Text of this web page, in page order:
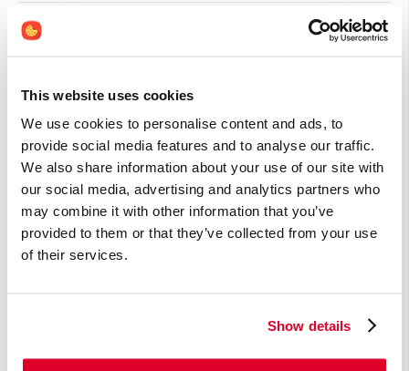
This website uses cookies
We use cookies to personalise content and ads, to
provide social media features and to analyse our traffic.
We also share information about your use of our site with
our social media, advertising and analytics partners who
may combine it with other information that you’ve
provided to them or that they’ve collected from your use
of their services.
Show details
Ondergewicht
Ontsteking, inflammaging
Ontsteking, laaggradig
Ontstoken tong
Oorsuizen
Osteomalacie